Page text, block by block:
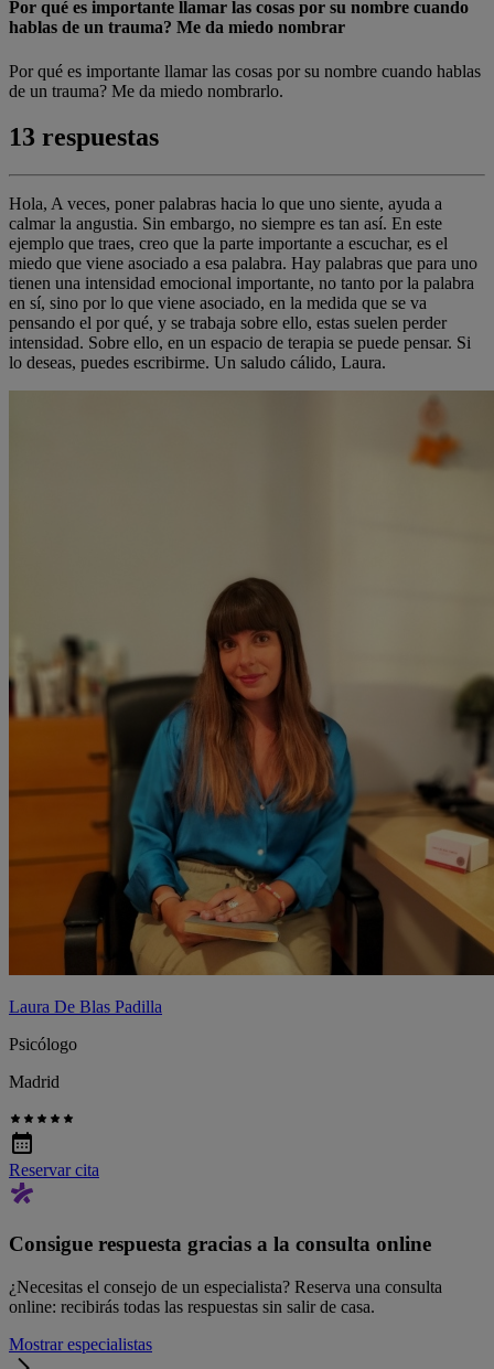
Por qué es importante llamar las cosas por su nombre cuando
hablas de un trauma? Me da miedo nombrar
Por qué es importante llamar las cosas por su nombre cuando hablas
de un trauma? Me da miedo nombrarlo.
13 respuestas
Hola, A veces, poner palabras hacia lo que uno siente, ayuda a
calmar la angustia. Sin embargo, no siempre es tan así. En este
ejemplo que traes, creo que la parte importante a escuchar, es el
miedo que viene asociado a esa palabra. Hay palabras que para uno
tienen una intensidad emocional importante, no tanto por la palabra
en sí, sino por lo que viene asociado, en la medida que se va
pensando el por qué, y se trabaja sobre ello, estas suelen perder
intensidad. Sobre ello, en un espacio de terapia se puede pensar. Si
lo deseas, puedes escribirme. Un saludo cálido, Laura.
Laura De Blas Padilla
Psicólogo
Madrid
Reservar cita
Consigue respuesta gracias a la consulta online
¿Necesitas el consejo de un especialista? Reserva una consulta
online: recibirás todas las respuestas sin salir de casa.
Mostrar especialistas